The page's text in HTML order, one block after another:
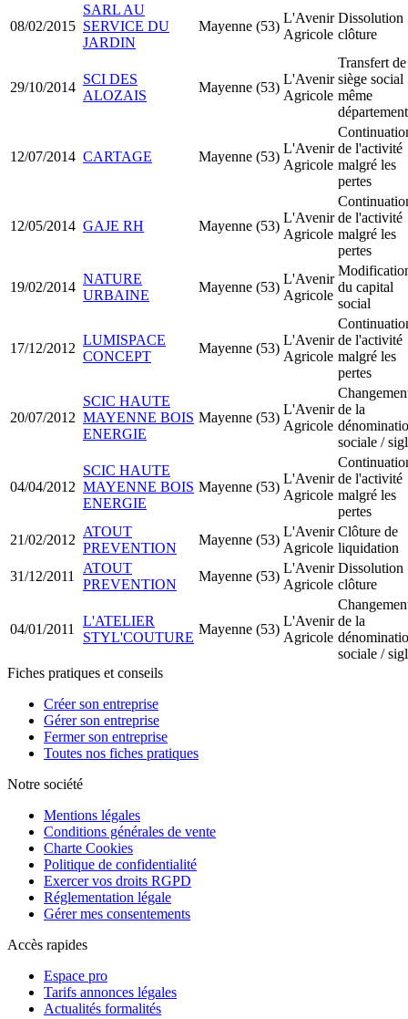
08/02/2015
SARL AU
SERVICE DU
JARDIN
Mayenne (53)
L'Avenir
Agricole
Dissolution
clôture
29/10/2014
SCI DES
ALOZAIS
Mayenne (53)
L'Avenir
Agricole
Transfert de
siège social
même
département
12/07/2014 CARTAGE Mayenne (53)
L'Avenir
Agricole
de l'activité
malgré les
pertes
12/05/2014 GAJE RH Mayenne (53)
L'Avenir
Agricole
de l'activité
malgré les
pertes
19/02/2014
NATURE
URBAINE
Mayenne (53)
L'Avenir
Agricole
du capital
social
17/12/2012
LUMISPACE
CONCEPT
Mayenne (53)
L'Avenir
Agricole
de l'activité
malgré les
pertes
20/07/2012
SCIC HAUTE
MAYENNE BOIS
ENERGIE
Mayenne (53)
L'Avenir
Agricole
de la
sociale /
04/04/2012
SCIC HAUTE
MAYENNE BOIS
ENERGIE
Mayenne (53)
L'Avenir
Agricole
de l'activité
malgré les
pertes
21/02/2012
ATOUT
PREVENTION
Mayenne (53)
L'Avenir
Agricole
Clôture de
liquidation
31/12/2011
ATOUT
PREVENTION
Mayenne (53)
L'Avenir
Agricole
Dissolution
clôture
04/01/2011
L'ATELIER
STYL'COUTURE
Mayenne (53)
L'Avenir
Agricole
de la
sociale /
Fiches pratiques et conseils
Créer son entreprise
Gérer son entreprise
Fermer son entreprise
Toutes nos fiches pratiques
Notre société
Mentions légales
Conditions générales de vente
Charte Cookies
Politique de confidentialité
Exercer vos droits RGPD
Réglementation légale
Gérer mes consentements
Accès rapides
Espace pro
Tarifs annonces légales
Actualités formalités